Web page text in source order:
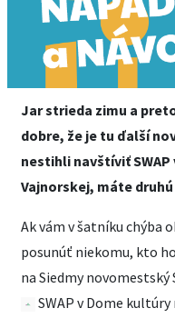
Jar strieda zimu a
dobre, že je tu ďalší
nestihli navštíviť
Vajnorskej, máte
Ak vám v šatníku chýba
posunúť niekomu, kto
na Siedmy novomestský
SWAP v Dome